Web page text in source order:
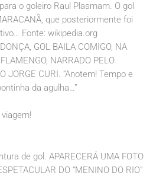
o goleiro Raul Plasmam. O gol
que posteriormente foi
Fonte: wikipedia.org
GOL BAILA COMIGO, NA
NARRADO PELO
JORGE CURI. “Anotem! Tempo e
da agulha…”
de gol. APARECERÁ UMA FOTO
DO “MENINO DO RIO”